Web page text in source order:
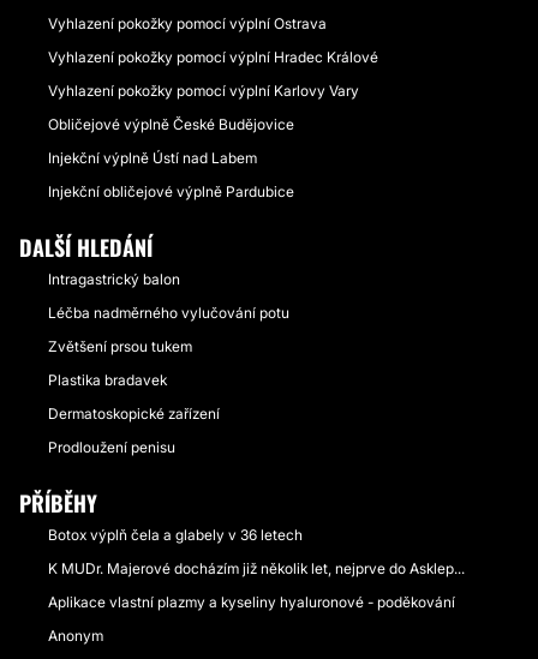
Vyhlazení pokožky pomocí výplní Ostrava
Vyhlazení pokožky pomocí výplní Hradec Králové
Vyhlazení pokožky pomocí výplní Karlovy Vary
Obličejové výplně České Budějovice
Injekční výplně Ústí nad Labem
Injekční obličejové výplně Pardubice
DALŠÍ HLEDÁNÍ
Intragastrický balon
Léčba nadměrného vylučování potu
Zvětšení prsou tukem
Plastika bradavek
Dermatoskopické zařízení
Prodloužení penisu
PŘÍBĚHY
Botox výplň čela a glabely v 36 letech
K MUDr. Majerové docházím již několik let, nejprve do Asklep...
Aplikace vlastní plazmy a kyseliny hyaluronové - poděkování
Anonym